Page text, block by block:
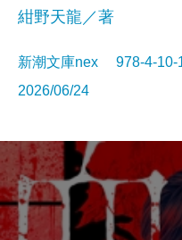
紺野天龍／著
新潮文庫nex 978-4-
2026/06/24